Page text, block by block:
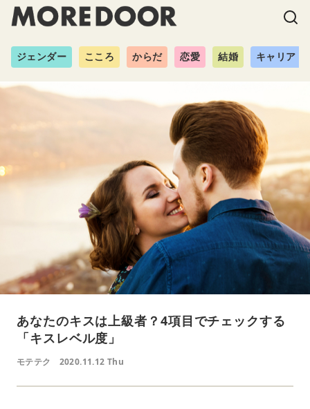
ジェンダー こころ からだ 恋愛 結婚 キャリア
あなたのキスは上級者？4項目でチェックする
「キスレベル度」
モテテク 2020.11.12 Thu